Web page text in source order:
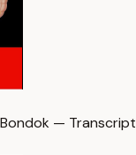
— Transcript